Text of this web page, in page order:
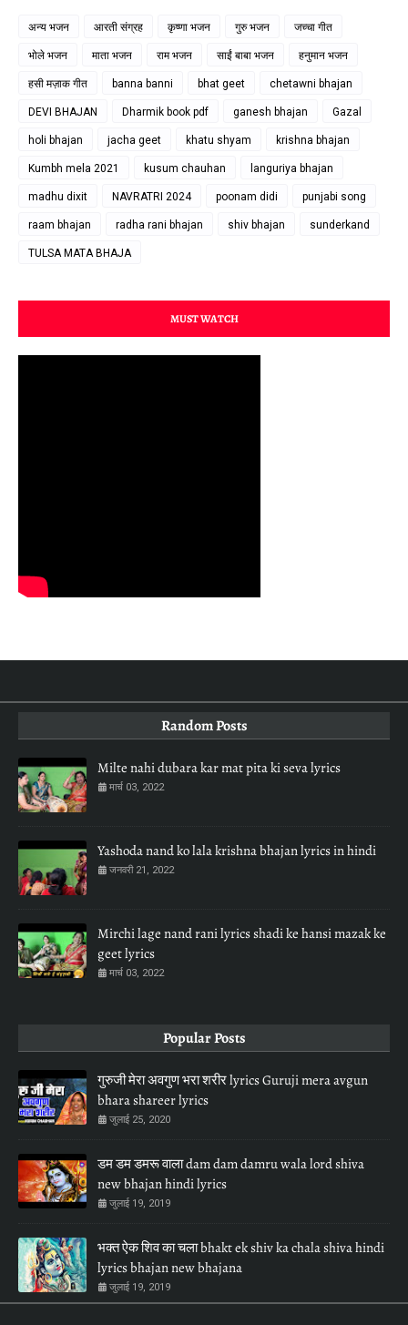
अन्य भजन आरती संग्रह कृष्णा भजन गुरु भजन जच्चा गीत
भोले भजन माता भजन राम भजन साईं बाबा भजन हनुमान भजन
हसी मज़ाक गीत banna banni bhat geet chetawni bhajan
DEVI BHAJAN Dharmik book pdf ganesh bhajan Gazal
holi bhajan jacha geet khatu shyam krishna bhajan
Kumbh mela 2021 kusum chauhan languriya bhajan
madhu dixit NAVRATRI 2024 poonam didi punjabi song
raam bhajan radha rani bhajan shiv bhajan sunderkand
TULSA MATA BHAJA
MUST WATCH
Random Posts
Milte nahi dubara kar mat pita ki seva lyrics
मार्च 03, 2022
Yashoda nand ko lala krishna bhajan lyrics in hindi
जनवरी 21, 2022
Mirchi lage nand rani lyrics shadi ke hansi mazak ke
geet lyrics
मार्च 03, 2022
Popular Posts
गुरुजी मेरा अवगुण भरा शरीर lyrics Guruji mera avgun
bhara shareer lyrics
जुलाई 25, 2020
डम डम डमरू वाला dam dam damru wala lord shiva
new bhajan hindi lyrics
जुलाई 19, 2019
भक्त ऐक शिव का चला bhakt ek shiv ka chala shiva hindi
lyrics bhajan new bhajana
जुलाई 19, 2019